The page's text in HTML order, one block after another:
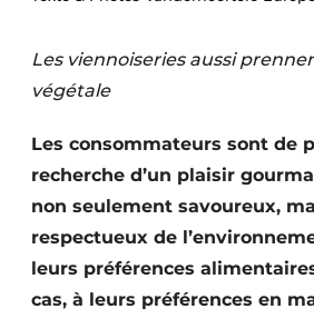
Les viennoiseries aussi
végétale
Les consommateurs sont de
recherche d’un plaisir
non seulement savoureux,
respectueux de
leurs préférences
cas, à leurs préférences en